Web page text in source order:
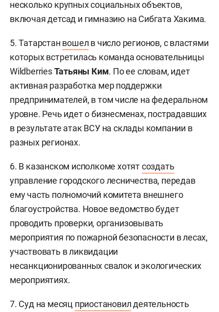
несколько крупных социальных объектов,
включая детсад и гимназию на Сибгата Хакима.
5. Татарстан вошел в число регионов, с властями
которых встретилась команда основательницы
WildberriesТатьяны Ким. По ее словам, идет
активная разработка мер поддержки
предпринимателей, в том числе на федеральном
уровне. Речь идет о бизнесменах, пострадавших
в результате атак ВСУ на склады компании в
разных регионах.
6. В казанском исполкоме хотятсоздать
управление городского лесничества, передав
ему часть полномочий комитета внешнего
благоустройства. Новое ведомство будет
проводить проверки, организовывать
мероприятия по пожарной безопасности в лесах,
участвовать в ликвидации
несанкционированных свалок и экологических
мероприятиях.
7. Суд на месяц приостановилдеятельность